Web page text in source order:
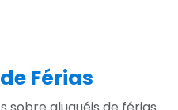
Férias